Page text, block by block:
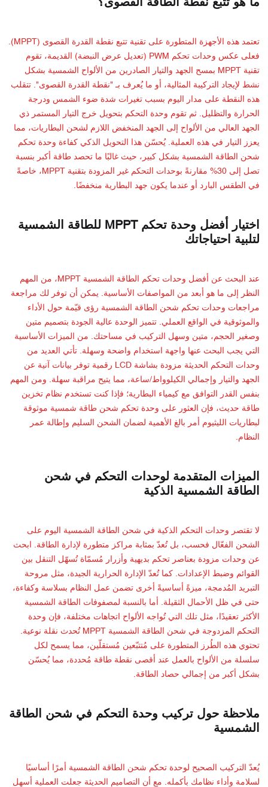
ما هو تتبع نقطة الطاقة القصوى؟
تعتمد هذه الأجهزة المتطورة على تقنية تتبع نقطة القدرة القصوى (MPPT).
فعلى عكس وحدات تحكم PWM (تعديل عرض النبضة) القديمة، تقوم
تقنية MPPT بمسح الجهد والتيار الصادرين من الألواح الشمسية بشكل
نشط لإيجاد التركيبة المثالية، أو ما يُعرف بـ "نقطة القدرة القصوى". تتقلب
هذه النقطة على مدار اليوم بسبب تغيرات شدة ضوء الشمس ودرجة
الحرارة والتظليل. ثم تقوم وحدة التحكم بتحويل خرج التيار المستمر ذي
الجهد العالي من الألواح إلى الجهد المنخفض اللازم لشحن البطاريات، مما
يعزز التيار في هذه العملية. يُحسّن هذا التحويل الذكي كفاءة وحدة تحكم
شحن الطاقة الشمسية بشكل كبير، حيث غالبًا ما تحصد طاقة أكبر بنسبة
تصل إلى 30% مقارنةً بوحدات التحكم غير المزودة بتقنية MPPT، خاصةً
في الطقس البارد أو عندما يكون جهد البطارية منخفضًا.
اختيار أفضل وحدة تحكم MPPT للطاقة الشمسية
لتلبية احتياجاتك
عند البحث عن أفضل وحدات تحكم الطاقة الشمسية MPPT، من المهم
النظر إلى ما هو أبعد من المواصفات الأساسية. يمكن أن توفر لك مراجعة
مراجعات وحدات تحكم شحن الطاقة الشمسية رؤى قيّمة حول الأداء
والموثوقية في الواقع العملي. تتميز الوحدة عالية الجودة بتصميم متين
وصغير الحجم، متين وسهل التركيب في مساحتك. من الميزات الأساسية
التي يجب البحث عنها واجهة استخدام واضحة وسهلة. تأتي العديد من
وحدات التحكم الحديثة مزودة بشاشة LCD رقمية توفر بيانات آنية عن
الجهد والتيار وإجمالي الكيلوواط/ساعة، مما يتيح مراقبة سهلة. ومن المهم
بنفس القدر التوافق مع كيمياء البطارية؛ فإذا كنت تستخدم نظام تخزين
طاقة حديث، فإن العثور على وحدة تحكم شحن طاقة شمسية موثوقة
لبطاريات الليثيوم أمر بالغ الأهمية لضمان الشحن السليم وإطالة عمر
النظام.
الميزات المتقدمة لوحدات التحكم في شحن
الطاقة الشمسية الذكية
لا تقتصر وحدات التحكم الذكية في شحن الطاقة الشمسية اليوم على
الشحن الفعّال فحسب، بل تُعدّ بمثابة مراكز متطورة لإدارة الطاقة. ابحث
عن وحدات مزودة بعناصر تحكم بديهية وأزرار مُسمّاة تُسهّل التنقل بين
القوائم وضبط الإعدادات. كما تُعدّ الإدارة الحرارية الجيدة، مثل مروحة
التبريد المُدمجة، ميزةً أساسيةً أخرى تضمن عمل النظام بسلاسة وكفاءة،
حتى في ظل الأحمال الثقيلة. أما بالنسبة لمصفوفات الطاقة الشمسية
الأكثر تعقيدًا، مثل تلك التي تُواجه الألواح اتجاهات مختلفة، فإن وحدة
التحكم المزدوجة في شحن الطاقة الشمسية MPPT تُحدث نقلة نوعية.
تحتوي هذه الطُرز المتطورة على مُتتبّعين مُستقلّين، مما يسمح لكل
سلسلة من الألواح بالعمل عند أقصى نقطة طاقة مُحددة، مما يُحسّن
بشكل أكبر من إجمالي حصاد الطاقة.
ملاحظة حول تركيب وحدة التحكم في شحن الطاقة
الشمسية
يُعدّ التركيب الصحيح لوحدة تحكم شحن الطاقة الشمسية أمرًا أساسيًا
لسلامة وأداء نظامك بأكمله. مع أن التصاميم الحديثة جعلت العملية أسهل